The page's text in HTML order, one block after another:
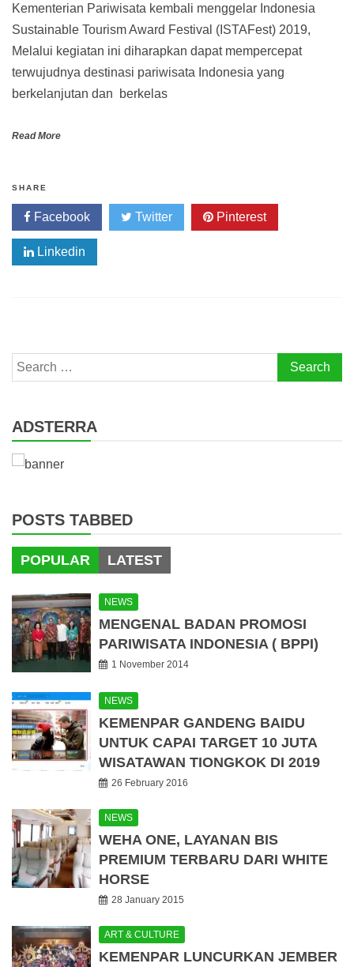
Kementerian Pariwisata kembali menggelar Indonesia
Sustainable Tourism Award Festival (ISTAFest) 2019,
Melalui kegiatan ini diharapkan dapat mempercepat
terwujudnya destinasi pariwisata Indonesia yang
berkelanjutan dan berkelas
Read More
SHARE
Facebook Twitter Pinterest
Linkedin
Search
for:
ADSTERRA
POSTS TABBED
POPULAR LATEST
NEWS
MENGENAL BADAN PROMOSI
PARIWISATA INDONESIA ( BPPI)
1 November 2014
NEWS
KEMENPAR GANDENG BAIDU
UNTUK CAPAI TARGET 10 JUTA
WISATAWAN TIONGKOK DI 2019
26 February 2016
NEWS
WEHA ONE, LAYANAN BIS
PREMIUM TERBARU DARI WHITE
HORSE
28 January 2015
ART & CULTURE
KEMENPAR LUNCURKAN JEMBER